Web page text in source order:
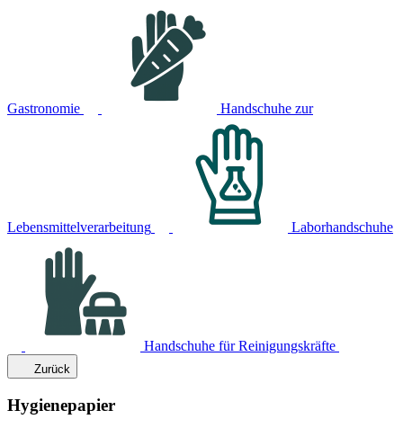
Gastronomie Handschuhe zur
Lebensmittelverarbeitung Laborhandschuhe
Handschuhe für Reinigungskräfte
Zurück
Hygienepapier